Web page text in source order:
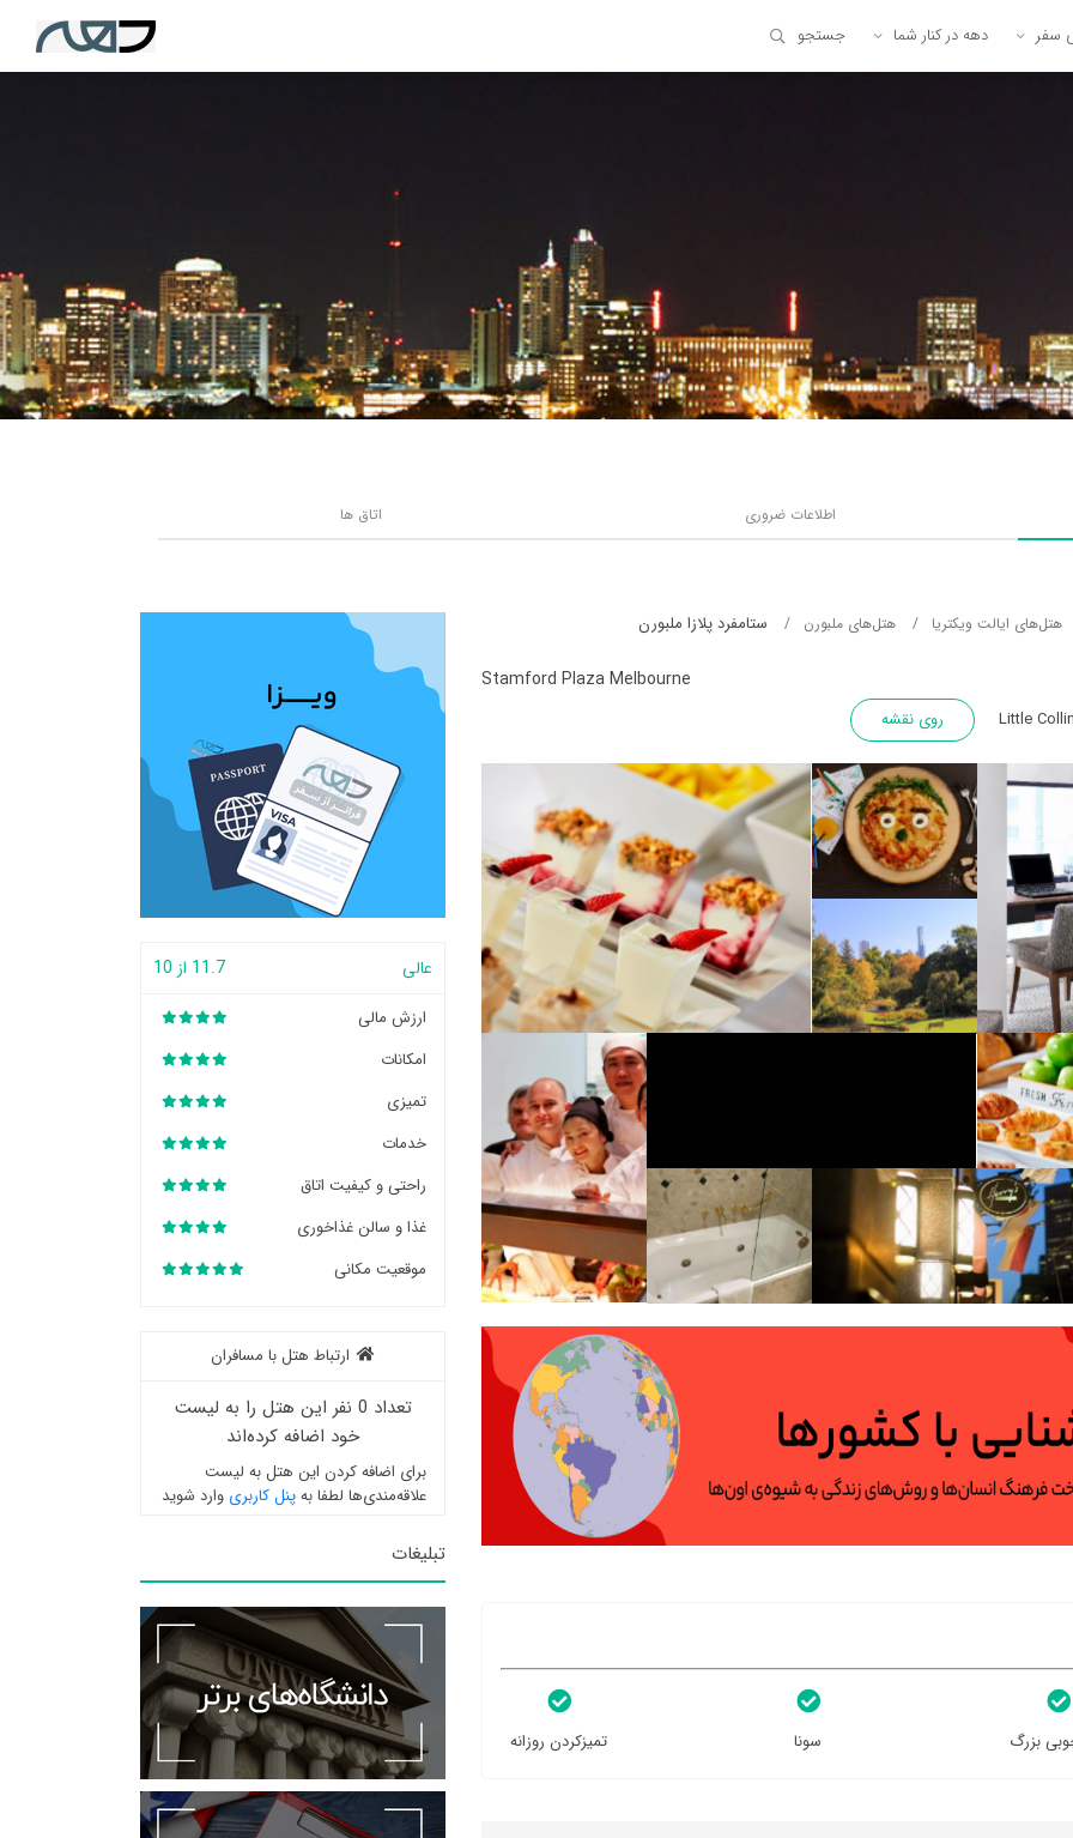
سفر دهه در کنار شما جستجو
اطلاعات ضروری اتاق ها
هتل‌های ایالت ویکتریا هتل‌های ملبورن ستامفرد پلازا ملبورن
Stamford Plaza Melbourne
روی نقشه
بزرگ سونا تمیزکردن روزانه
عالی 11.7 از 10
ارزش مالی
امکانات
تمیزی
خدمات
راحتی و کیفیت اتاق
غذا و سالن غذاخوری
موقعیت مکانی
ارتباط هتل با مسافران
تعداد 0 نفر این هتل را به لیست
خود اضافه کرده‌اند
برای اضافه کردن این هتل به لیست
علاقه‌مندی‌ها لطفا بهپنل کاربری وارد شوید
تبلیغات